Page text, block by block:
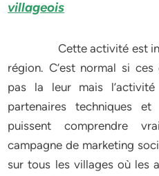
villageois
Cette activité est
région. C’est normal si ces
pas la leur mais
partenaires techniques et
puissent comprendre
campagne de marketing
sur tous les villages où les